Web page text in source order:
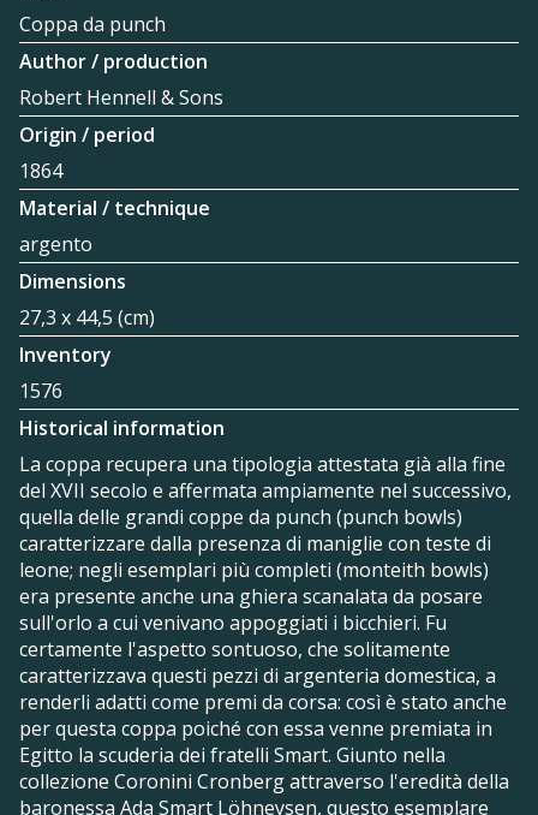
Coppa da punch
Author / production
Robert Hennell & Sons
Origin / period
1864
Material / technique
argento
Dimensions
27,3 x 44,5 (cm)
Inventory
1576
Historical information
La coppa recupera una tipologia attestata già alla fine
del XVII secolo e affermata ampiamente nel successivo,
quella delle grandi coppe da punch (punch bowls)
caratterizzare dalla presenza di maniglie con teste di
leone; negli esemplari più completi (monteith bowls)
era presente anche una ghiera scanalata da posare
sull'orlo a cui venivano appoggiati i bicchieri. Fu
certamente l'aspetto sontuoso, che solitamente
caratterizzava questi pezzi di argenteria domestica, a
renderli adatti come premi da corsa: così è stato anche
per questa coppa poiché con essa venne premiata in
Egitto la scuderia dei fratelli Smart. Giunto nella
collezione Coronini Cronberg attraverso l'eredità della
baronessa Ada Smart Löhneysen, questo esemplare